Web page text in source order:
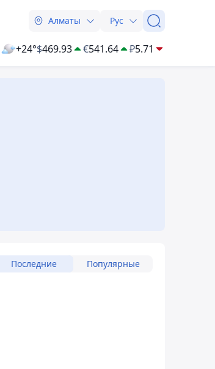
Алматы Рус
+24°$469.93 €541.64 ₽5.71
Последние Популярные